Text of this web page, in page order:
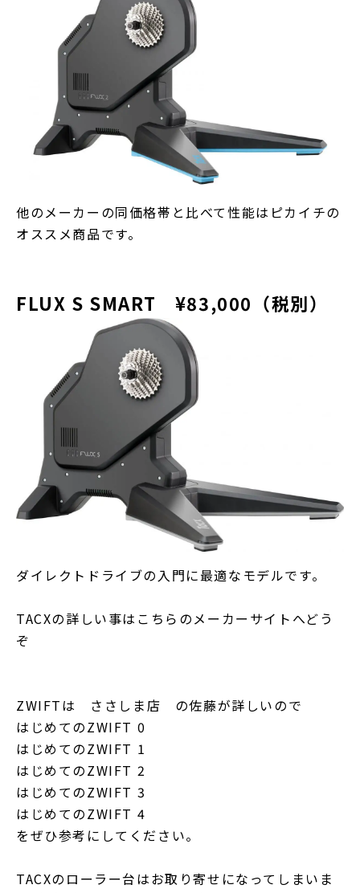
他のメーカーの同価格帯と比べて性能はピカイチの
オススメ商品です。
FLUX S SMART ¥83,000（税別）
ダイレクトドライブの入門に最適なモデルです。
TACXの詳しい事はこちらのメーカーサイトへどう
ぞ
ZWIFTは ささしま店 の佐藤が詳しいので
はじめてのZWIFT 0
はじめてのZWIFT 1
はじめてのZWIFT 2
はじめてのZWIFT 3
はじめてのZWIFT 4
をぜひ参考にしてください。
TACXのローラー台はお取り寄せになってしまいま